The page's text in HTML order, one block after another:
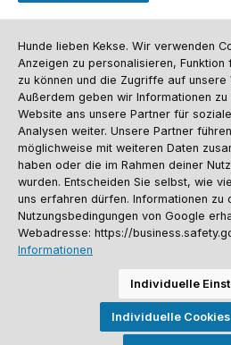
Kundenservice
Informationen
Social Media und Kontakt
Versandinformationen Zahlungsarten
Batterieentsorgung
Alle Preise inkl. gesetzl. Mehrwertsteuer
anders angegeben. Preise vor dem Login
Streichpreise = UVP-Preise.
vorbehalten.
© 2026 Sporthund - Alle Rechte
Hunde lieben Kekse. Wir verwenden
Anzeigen zu personalisieren,
zu können und die Zugriffe auf
Außerdem geben wir Informationen
Website ans unsere Partner für
Analysen weiter. Unsere Partner
möglichweise mit weiteren Daten
haben oder die im Rahmen deiner
wurden. Entscheiden Sie selbst, wie
uns erfahren dürfen. Informationen zu
Nutzungsbedingungen von Google
Webadresse: https://
Informationen
Individuelle
Individuelle